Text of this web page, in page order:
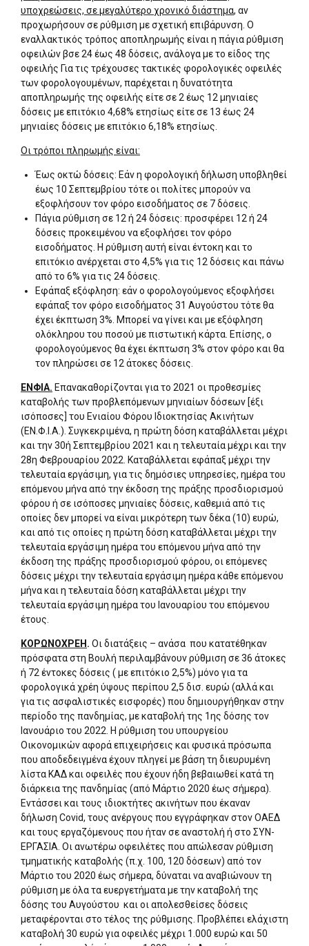
υποχρεώσεις, σε μεγαλύτερο χρονικό διάστημα, αν
προχωρήσουν σε ρύθμιση με σχετική επιβάρυνση. Ο
εναλλακτικός τρόπος αποπληρωμής είναι η πάγια ρύθμιση
οφειλών βσε 24 έως 48 δόσεις, ανάλογα με το είδος της
οφειλής Για τις τρέχουσες τακτικές φορολογικές οφειλές
των φορολογουμένων, παρέχεται η δυνατότητα
αποπληρωμής της οφειλής είτε σε 2 έως 12 μηνιαίες
δόσεις με επιτόκιο 4,68% ετησίως είτε σε 13 έως 24
μηνιαίες δόσεις με επιτόκιο 6,18% ετησίως.
Οι τρόποι πληρωμής είναι:
Έως οκτώ δόσεις: Εάν η φορολογική δήλωση υποβληθεί
έως 10 Σεπτεμβρίου τότε οι πολίτες μπορούν να
εξοφλήσουν τον φόρο εισοδήματος σε 7 δόσεις.
Πάγια ρύθμιση σε 12 ή 24 δόσεις: προσφέρει 12 ή 24
δόσεις προκειμένου να εξοφλήσει τον φόρο
εισοδήματος. Η ρύθμιση αυτή είναι έντοκη και το
επιτόκιο ανέρχεται στο 4,5% για τις 12 δόσεις και πάνω
από το 6% για τις 24 δόσεις.
Εφάπαξ εξόφληση: εάν ο φορολογούμενος εξοφλήσει
εφάπαξ τον φόρο εισοδήματος 31 Αυγούστου τότε θα
έχει έκπτωση 3%. Μπορεί να γίνει και με εξόφληση
ολόκληρου του ποσού με πιστωτική κάρτα. Επίσης, ο
φορολογούμενος θα έχει έκπτωση 3% στον φόρο και θα
τον πληρώσει σε 12 άτοκες δόσεις.
ΕΝΦΙΑ. Επανακαθορίζονται για το 2021 οι προθεσμίες
καταβολής των προβλεπόμενων μηνιαίων δόσεων [έξι
ισόποσες] του Ενιαίου Φόρου Ιδιοκτησίας Ακινήτων
(ΕΝ.Φ.Ι.Α.). Συγκεκριμένα, η πρώτη δόση καταβάλλεται μέχρι
και την 30ή Σεπτεμβρίου 2021 και η τελευταία μέχρι και την
28η Φεβρουαρίου 2022. Καταβάλλεται εφάπαξ μέχρι την
τελευταία εργάσιμη, για τις δημόσιες υπηρεσίες, ημέρα του
επόμενου μήνα από την έκδοση της πράξης προσδιορισμού
φόρου ή σε ισόποσες μηνιαίες δόσεις, καθεμιά από τις
οποίες δεν μπορεί να είναι μικρότερη των δέκα (10) ευρώ,
και από τις οποίες η πρώτη δόση καταβάλλεται μέχρι την
τελευταία εργάσιμη ημέρα του επόμενου μήνα από την
έκδοση της πράξης προσδιορισμού φόρου, οι επόμενες
δόσεις μέχρι την τελευταία εργάσιμη ημέρα κάθε επόμενου
μήνα και η τελευταία δόση καταβάλλεται μέχρι την
τελευταία εργάσιμη ημέρα του Ιανουαρίου του επόμενου
έτους.
ΚΟΡΩΝΟΧΡΕΗ . Οι διατάξεις – ανάσα που κατατέθηκαν
πρόσφατα στη Βουλή περιλαμβάνουν ρύθμιση σε 36 άτοκες
ή 72 έντοκες δόσεις ( με επιτόκιο 2,5%) μόνο για τα
φορολογικά χρέη ύψους περίπου 2,5 δισ. ευρώ (αλλά και
για τις ασφαλιστικές εισφορές) που δημιουργήθηκαν στην
περίοδο της πανδημίας, με καταβολή της 1ης δόσης τον
Ιανουάριο του 2022. Η ρύθμιση του υπουργείου
Οικονομικών αφορά επιχειρήσεις και φυσικά πρόσωπα
που αποδεδειγμένα έχουν πληγεί με βάση τη διευρυμένη
λίστα ΚΑΔ και οφειλές που έχουν ήδη βεβαιωθεί κατά τη
διάρκεια της πανδημίας (από Μάρτιο 2020 έως σήμερα).
Εντάσσει και τους ιδιοκτήτες ακινήτων που έκαναν
δήλωση Covid, τους ανέργους που εγγράφηκαν στον ΟΑΕΔ
και τους εργαζόμενους που ήταν σε αναστολή ή στο ΣΥΝ-
ΕΡΓΑΣΙΑ. Οι ανωτέρω οφειλέτες που απώλεσαν ρύθμιση
τμηματικής καταβολής (π.χ. 100, 120 δόσεων) από τον
Μάρτιο του 2020 έως σήμερα, δύναται να αναβιώνουν τη
ρύθμιση με όλα τα ευεργετήματα με την καταβολή της
δόσης του Αυγούστου και οι απολεσθείσες δόσεις
μεταφέρονται στο τέλος της ρύθμισης. Προβλέπει ελάχιστη
καταβολή 30 ευρώ για οφειλές μέχρι 1.000 ευρώ και 50